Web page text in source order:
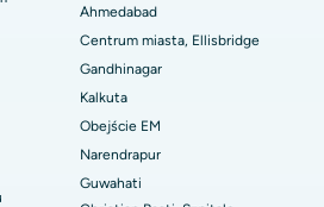
Warangal
Colony, Bhopal
Bangalore
Madurai
Ahmedabad
Centrum miasta, Ellisbridge
Gandhinagar
Kalkuta
Obejście EM
Narendrapur
Guwahati